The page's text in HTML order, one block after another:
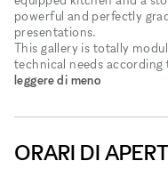
powerful and perfectly
presentations.
This gallery is totally
technical needs
leggere di meno
ORARI DI